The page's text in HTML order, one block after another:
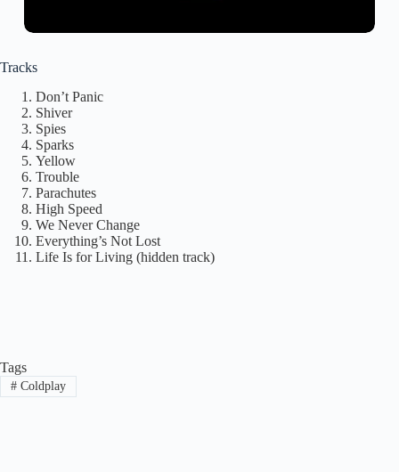
Tracks
Don’t Panic
Shiver
Spies
Sparks
Yellow
Trouble
Parachutes
High Speed
We Never Change
Everything’s Not Lost
Life Is for Living (hidden track)
Tags
#Coldplay